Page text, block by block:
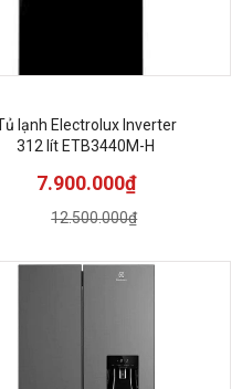
lạnh Electrolux Inverter
312 lít ETB3440M-H
7.900.000₫
12.500.000₫